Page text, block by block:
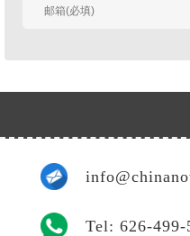
我
Tel: 626-499-